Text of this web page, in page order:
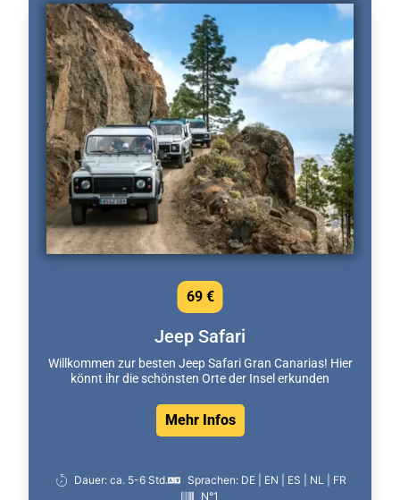
Jeep Safari
Willkommen zur besten Jeep Safari Gran Canarias! Hier
könnt ihr die schönsten Orte der Insel erkunden
Mehr Infos
69 €
Dauer: ca. 5-6 Std.
Sprachen: DE | EN | ES | NL | FR
N°1